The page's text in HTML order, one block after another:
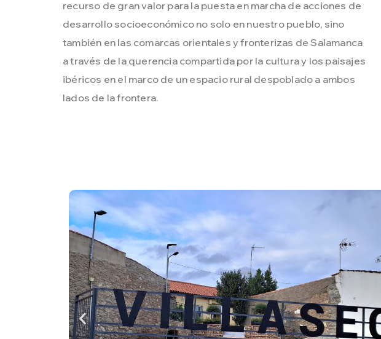
recurso de gran valor para la puesta en marcha de acciones de
desarrollo socioeconómico no solo en nuestro pueblo, sino
también en las comarcas orientales y fronterizas de Salamanca
a través de la querencia compartida por la cultura y los paisajes
ibéricos en el marco de un espacio rural despoblado a ambos
lados de la frontera.